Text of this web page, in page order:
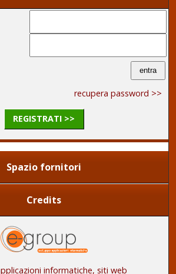
recupera password >>
REGISTRATI >>
Spazio fornitori
Credits
informatiche, siti web